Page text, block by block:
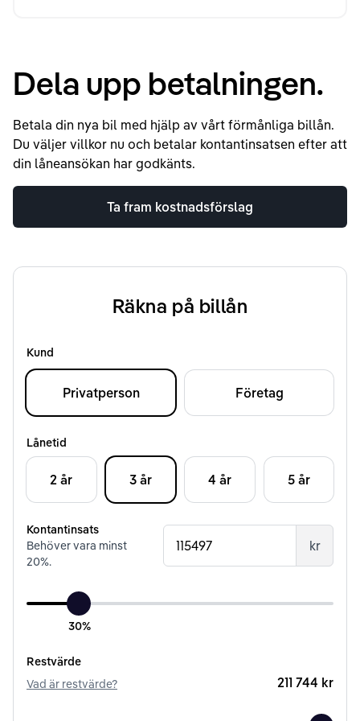
Dela upp betalningen.
Betala din nya bil med hjälp av vårt förmånliga billån.
Du väljer villkor nu och betalar kontantinsatsen efter att
din låneansökan har godkänts.
Ta fram kostnadsförslag
Räkna på billån
Kund
Privatperson Företag
Lånetid
2 år 3 år 4 år 5 år
Kontantinsats
Behöver vara minst
20%.
kr
30%
Restvärde
Vad är restvärde?
211 744 kr